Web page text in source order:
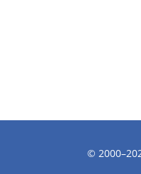
©